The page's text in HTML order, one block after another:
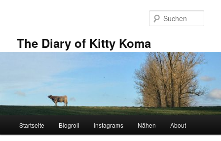
The Diary of Kitty Koma
Startseite Blogroll Instagrams Nähen About